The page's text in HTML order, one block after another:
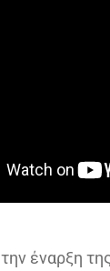
έναρξη